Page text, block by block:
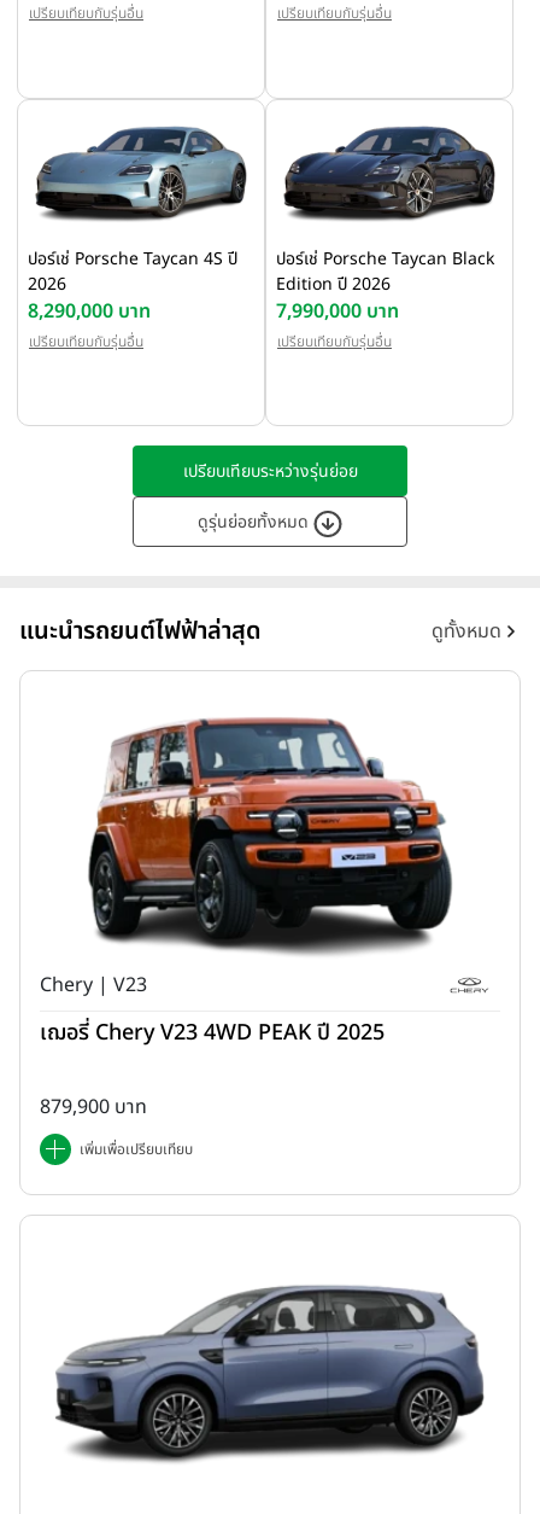
เปรียบเทียบกับรุ่นอื่น เปรียบเทียบกับรุ่นอื่น
ปอร์เช่ Porsche Taycan 4S ปี
2026
8,290,000 บาท
เปรียบเทียบกับรุ่นอื่น
ปอร์เช่ Porsche Taycan Black
Edition ปี 2026
7,990,000 บาท
เปรียบเทียบกับรุ่นอื่น
เปรียบเทียบระหว่างรุ่นย่อย
ดูรุ่นย่อยทั้งหมด
แนะนำรถยนต์ไฟฟ้าล่าสุด ดูทั้งหมด
Chery | V23
เฌอรี่ Chery V23 4WD PEAK ปี 2025
879,900 บาท
เพิ่มเพื่อเปรียบเทียบ